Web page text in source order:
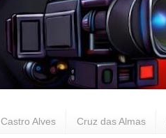
Castro Alves Cruz das Almas